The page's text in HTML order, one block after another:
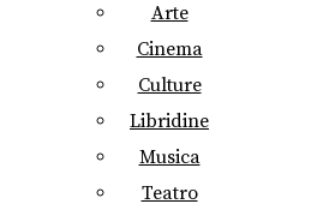
Arte
Cinema
Culture
Libridine
Musica
Teatro